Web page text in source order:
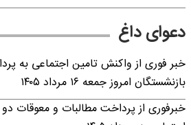
دعوای داغ
خبر فوری از واکنش تامین اجتماعی به
بازنشستگان امروز جمعه ۱۶ مرداد ۱۴۰۵
خبرفوری از پرداخت مطالبات و معوقات